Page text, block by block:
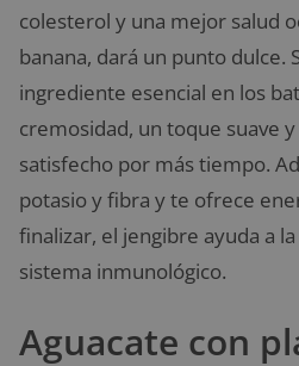
colesterol y una mejor salud
banana, dará un punto dulce.
ingrediente esencial en los
cremosidad, un toque suave
satisfecho por más tiempo.
potasio y fibra y te ofrece
finalizar, el jengibre ayuda a
sistema inmunológico.
Aguacate con